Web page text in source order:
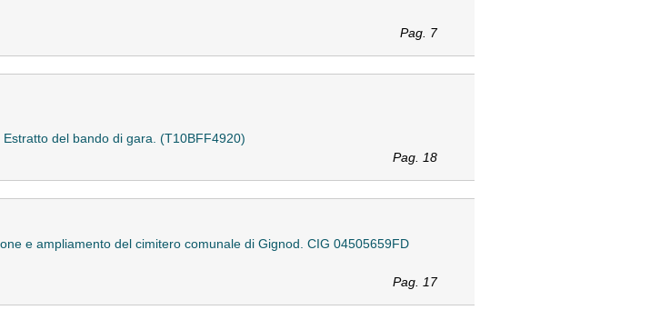
Pag. 7
del bando di gara. (T10BFF4920)
Pag. 18
e ampliamento del cimitero comunale di Gignod. CIG 04505659FD
Pag. 17